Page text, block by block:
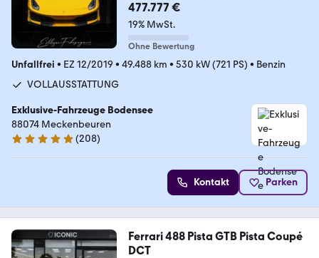
477.777 €
19% MwSt.
Ohne Bewertung
Unfallfrei • EZ 12/2019 • 49.488 km • 530 kW (721 PS) • Benzin
VOLLAUSSTATTUNG
Exklusive-Fahrzeuge Bodensee
88074 Meckenbeuren
5 Sterne
(208)
Kontakt Parken
Ferrari 488 Pista GTB Pista Coupé
DCT